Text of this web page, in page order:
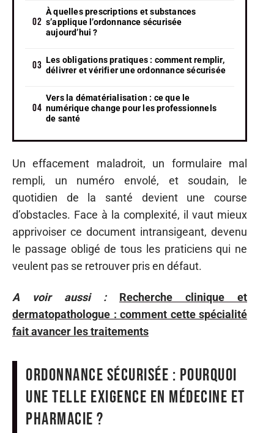
À quelles prescriptions et substances
s’applique l’ordonnance sécurisée
aujourd’hui ?
Les obligations pratiques : comment remplir,
délivrer et vérifier une ordonnance sécurisée
Vers la dématérialisation : ce que le
numérique change pour les professionnels
de santé
Un effacement maladroit, un formulaire mal
rempli, un numéro envolé, et soudain, le
quotidien de la santé devient une course
d’obstacles. Face à la complexité, il vaut mieux
apprivoiser ce document intransigeant, devenu
le passage obligé de tous les praticiens qui ne
veulent pas se retrouver pris en défaut.
A voir aussi :
Recherche clinique et
dermatopathologue : comment cette spécialité
fait avancer les traitements
Ordonnance sécurisée : pourquoi
une telle exigence en médecine et
pharmacie ?